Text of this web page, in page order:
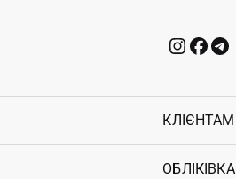
КЛІЄНТАМ
Контакти
ОБЛІКІВКА